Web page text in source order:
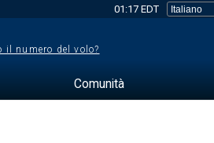
01:17 EDT
il numero del volo?
Comunità